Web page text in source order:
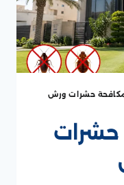
حشرات ورش
حشرات